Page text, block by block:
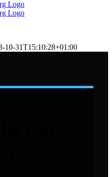
10-31T15:10:28+01:00